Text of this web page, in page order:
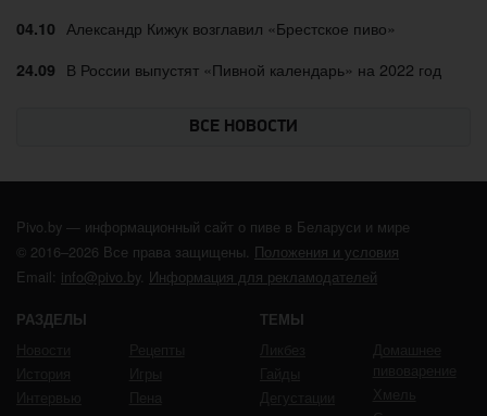
04.10 Александр Кижук возглавил «Брестское пиво»
24.09 В России выпустят «Пивной календарь» на 2022 год
ВСЕ НОВОСТИ
Pivo.by — информационный сайт о пиве в Беларуси и мире
© 2016–2026 Все права защищены. Положения и условия
Email: info@pivo.by. Информация для рекламодателей
РАЗДЕЛЫ ТЕМЫ